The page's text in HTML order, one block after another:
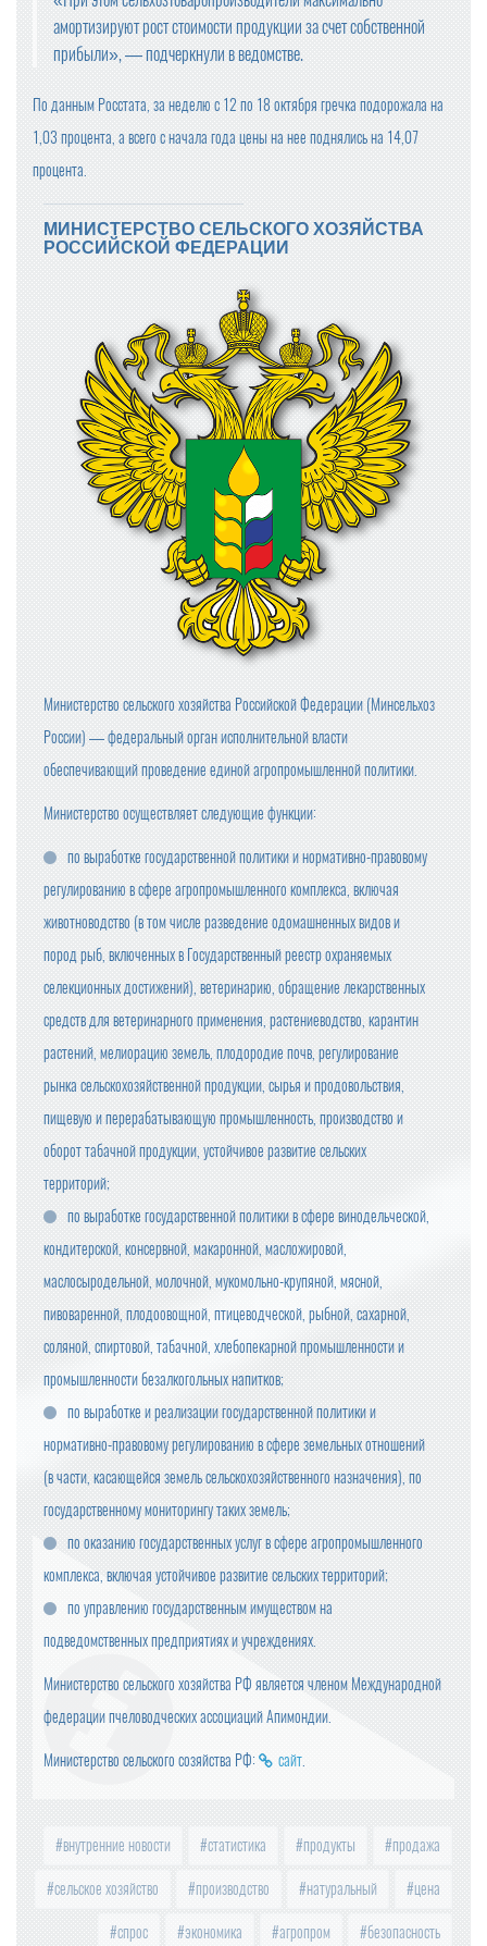
амортизируют рост стоимости продукции за счет собственной
прибыли», — подчеркнули в ведомстве.
По данным Росстата, за неделю с 12 по 18 октября гречка подорожала на
1,03 процента, а всего с начала года цены на нее поднялись на 14,07
процента.
МИНИСТЕРСТВО СЕЛЬСКОГО ХОЗЯЙСТВА
РОССИЙСКОЙ ФЕДЕРАЦИИ
Министерство сельского хозяйства Российской Федерации (Минсельхоз
России) — федеральный орган исполнительной власти
обеспечивающий проведение единой агропромышленной политики.
Министерство осуществляет следующие функции:
по выработке государственной политики и нормативно-правовому
регулированию в сфере агропромышленного комплекса, включая
животноводство (в том числе разведение одомашненных видов и
пород рыб, включенных в Государственный реестр охраняемых
селекционных достижений), ветеринарию, обращение лекарственных
средств для ветеринарного применения, растениеводство, карантин
растений, мелиорацию земель, плодородие почв, регулирование
рынка сельскохозяйственной продукции, сырья и продовольствия,
пищевую и перерабатывающую промышленность, производство и
оборот табачной продукции, устойчивое развитие сельских
территорий;
по выработке государственной политики в сфере винодельческой,
кондитерской, консервной, макаронной, масложировой,
маслосыродельной, молочной, мукомольно-крупяной, мясной,
пивоваренной, плодоовощной, птицеводческой, рыбной, сахарной,
соляной, спиртовой, табачной, хлебопекарной промышленности и
промышленности безалкогольных напитков;
по выработке и реализации государственной политики и
нормативно-правовому регулированию в сфере земельных отношений
(в части, касающейся земель сельскохозяйственного назначения), по
государственному мониторингу таких земель;
по оказанию государственных услуг в сфере агропромышленного
комплекса, включая устойчивое развитие сельских территорий;
по управлению государственным имуществом на
подведомственных предприятиях и учреждениях.
Министерство сельского хозяйства РФ является членом Международной
федерации пчеловодческих ассоциаций Апимондии.
Министерство сельского созяйства РФ: сайт.
внутренние новости статистика продукты продажа
сельское хозяйство производство натуральный цена
спрос экономика агропром безопасность